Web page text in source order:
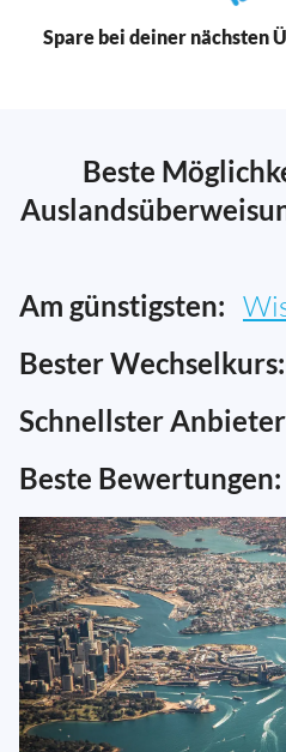
Spare bei deiner nächsten
Beste
Am günstigsten:
Bester Wechselkurs:
Schnellster
Beste Bewertungen: